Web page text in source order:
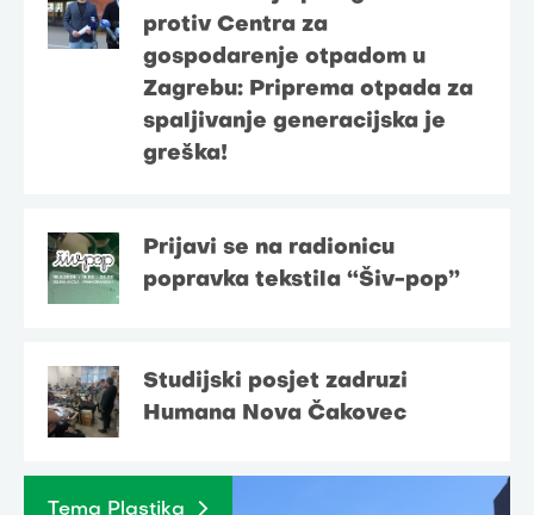
protiv Centra za
gospodarenje otpadom u
Zagrebu: Priprema otpada za
spaljivanje generacijska je
greška!
Prijavi se na radionicu
popravka tekstila “Šiv-pop”
Studijski posjet zadruzi
Humana Nova Čakovec
Tema Plastika